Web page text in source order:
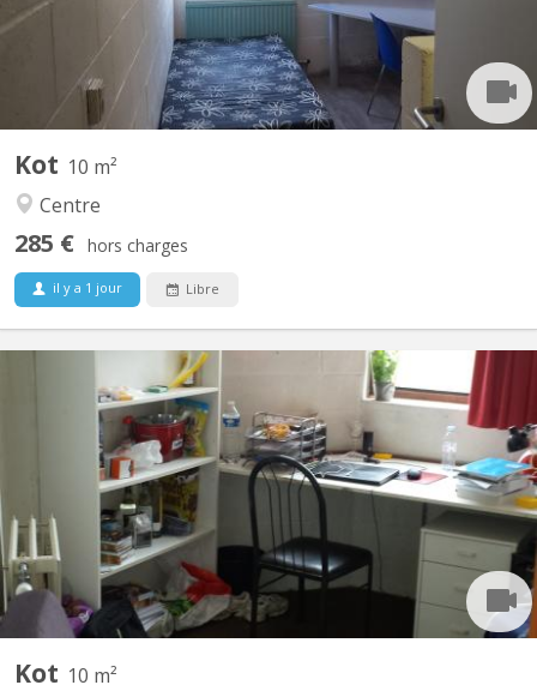
Kot 10 m²
Centre
285 € hors charges
il y a 1 jour Libre
Kot 10 m²
KV 1037
Kot situé rue des Sports 7 / 102: Très bien situé, dans une rue
calme, a deux pas du centre sportif du Blocry, et proche du
centre, IAD, Hocaille Appartement communautaire de 10 avec 3
salles de douches et 3 WC Disponible du 16 juillet au 10
septembre 2026